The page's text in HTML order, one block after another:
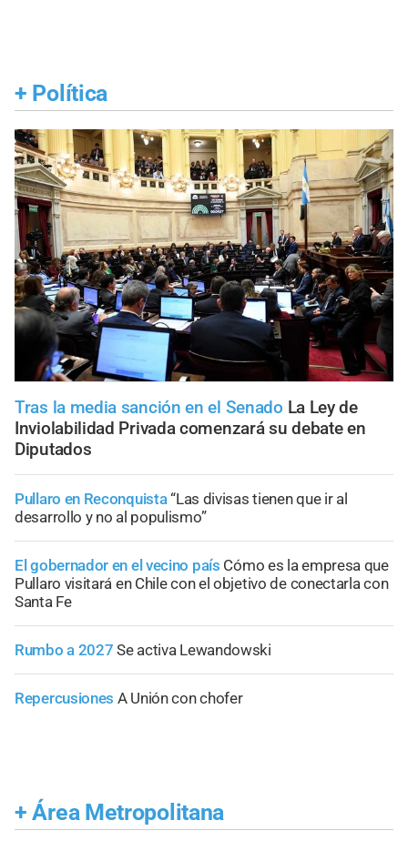
+ Política
Tras la media sanción en el Senado La Ley de
Inviolabilidad Privada comenzará su debate en
Diputados
Pullaro en Reconquista“Las divisas tienen que ir al
desarrollo y no al populismo”
El gobernador en el vecino país Cómo es la empresa que
Pullaro visitará en Chile con el objetivo de conectarla con
Santa Fe
Rumbo a 2027 Se activa Lewandowski
Repercusiones A Unión con chofer
+ Área Metropolitana